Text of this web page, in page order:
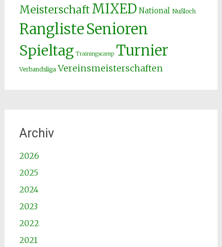
MeisterschaftMIXED National Nußloch
RanglisteSenioren
Spieltag Trainingscamp Turnier
Verbandsliga Vereinsmeisterschaften
Archiv
2026
2025
2024
2023
2022
2021